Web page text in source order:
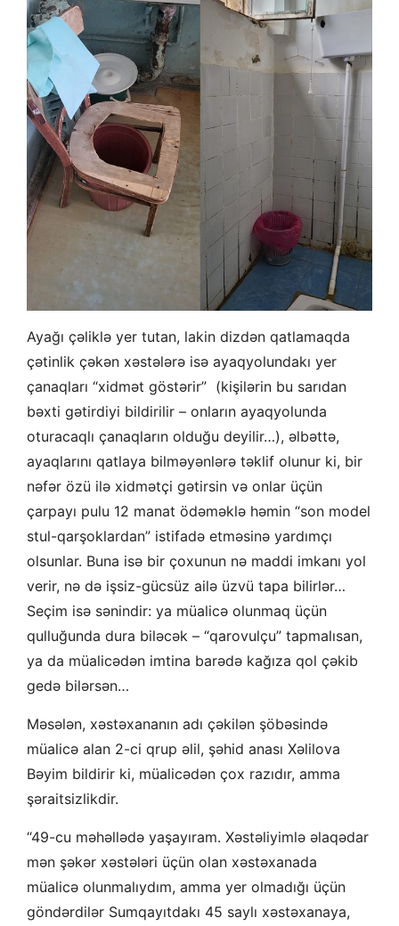
Ayağı çəliklə yer tutan, lakin dizdən qatlamaqda
çətinlik çəkən xəstələrə isə ayaqyolundakı yer
çanaqları “xidmət göstərir” (kişilərin bu sarıdan
bəxti gətirdiyi bildirilir – onların ayaqyolunda
oturacaqlı çanaqların olduğu deyilir…), əlbəttə,
ayaqlarını qatlaya bilməyənlərə təklif olunur ki, bir
nəfər özü ilə xidmətçi gətirsin və onlar üçün
çarpayı pulu 12 manat ödəməklə həmin “son model
stul-qarşoklardan” istifadə etməsinə yardımçı
olsunlar. Buna isə bir çoxunun nə maddi imkanı yol
verir, nə də işsiz-gücsüz ailə üzvü tapa bilirlər…
Seçim isə sənindir: ya müalicə olunmaq üçün
qulluğunda dura biləcək – “qarovulçu” tapmalısan,
ya da müalicədən imtina barədə kağıza qol çəkib
gedə bilərsən…
Məsələn, xəstəxananın adı çəkilən şöbəsində
müalicə alan 2-ci qrup əlil, şəhid anası Xəlilova
Bəyim bildirir ki, müalicədən çox razıdır, amma
şəraitsizlikdir.
“49-cu məhəllədə yaşayıram. Xəstəliyimlə əlaqədar
mən şəkər xəstələri üçün olan xəstəxanada
müalicə olunmalıydım, amma yer olmadığı üçün
göndərdilər Sumqayıtdakı 45 saylı xəstəxanaya,